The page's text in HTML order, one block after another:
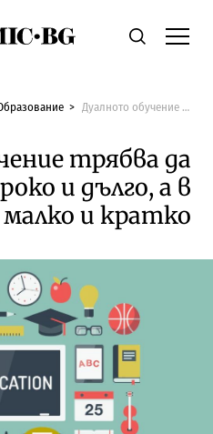
Economic.bgТърсене
Дуалното обучение трябва да се прилага широко и дълго, а в България е малко и кратко
трябва да
и дълго, а в
малко и кратко